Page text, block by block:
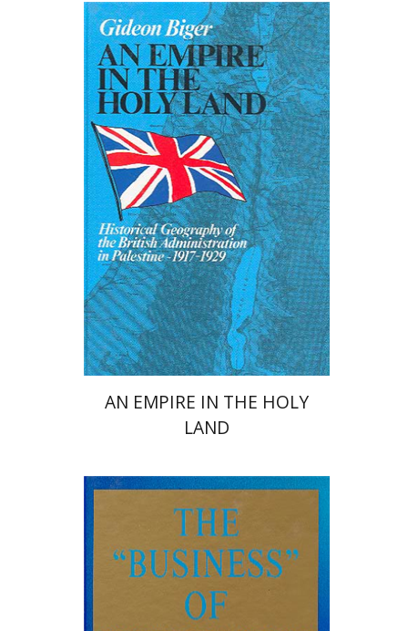
Gideon Biger
יהושע בן-אריה
רות קרק
הנחת אתר ספר מודפס
$72
$65
AN EMPIRE IN THE HOLY
LAND
יהושע בן-אריה
רות קרק